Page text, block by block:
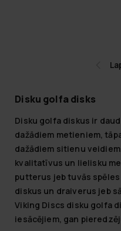
Disku golfa disks
Disku golfa diskus ir
dažādiem metieniem,
dažādiem sitienu
kvalitatīvus un lielisku
putterus jeb tuvās
diskus un draiverus jeb
Viking Discs disku golfa
iesācējiem, gan